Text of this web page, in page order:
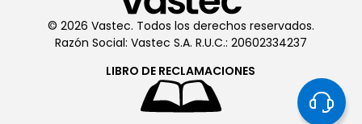
a 6:00pm
Chatea conVastec
De Lunes a Viernes de 8:00am
a 6:00pm
© 2026 Vastec. Todos los derechos reservados.
Razón Social: Vastec S.A. R.U.C.: 20602334237
LIBRO DE RECLAMACIONES